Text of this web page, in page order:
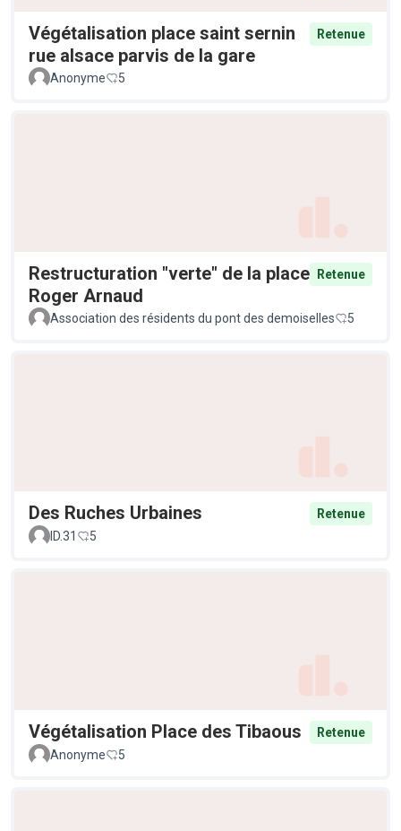
Végétalisation place saint sernin
rue alsace parvis de la gare
Retenue
Anonyme 5
Restructuration "verte" de la place
Roger Arnaud
Retenue
Association des résidents du pont des demoiselles 5
Des Ruches Urbaines
Retenue
ID.31
5
Végétalisation Place des Tibaous
Retenue
Anonyme
5